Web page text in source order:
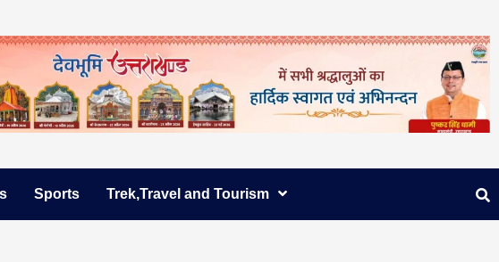
Sports Trek,Travel and Tourism